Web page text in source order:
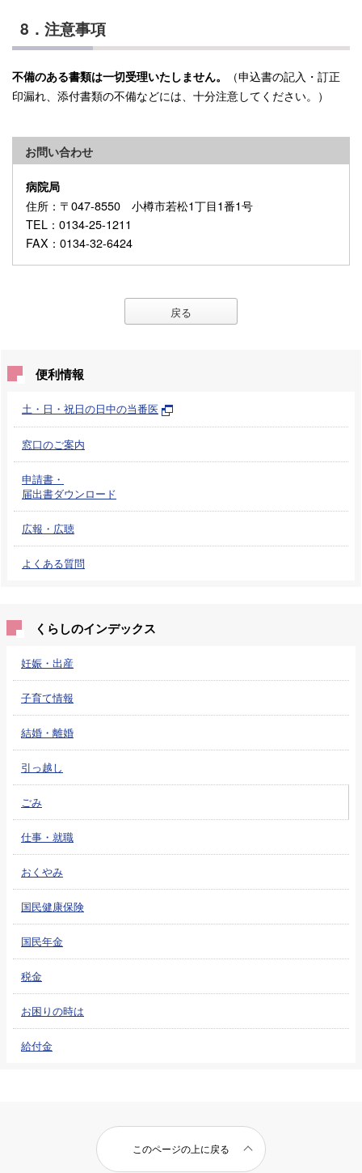
8．注意事項
不備のある書類は一切受理いたしません。
（申込書の記入・訂正
印漏れ、添付書類の不備などには、十分注意してください。）
お問い合わせ
病院局
住所 ：〒047-8550 小樽市若松1丁目1番1号
TEL ：0134-25-1211
FAX ：0134-32-6424
戻る
便利情報
土・日・祝日の日中の当番医
窓口のご案内
申請書・
届出書ダウンロード
広報・広聴
よくある質問
くらしのインデックス
妊娠・出産
子育て情報
結婚・離婚
引っ越し
ごみ
仕事・就職
おくやみ
国民健康保険
国民年金
税金
お困りの時は
給付金
このページの上に戻る